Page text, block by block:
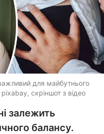
для майбутнього
скріншот з відео
залежить
балансу.